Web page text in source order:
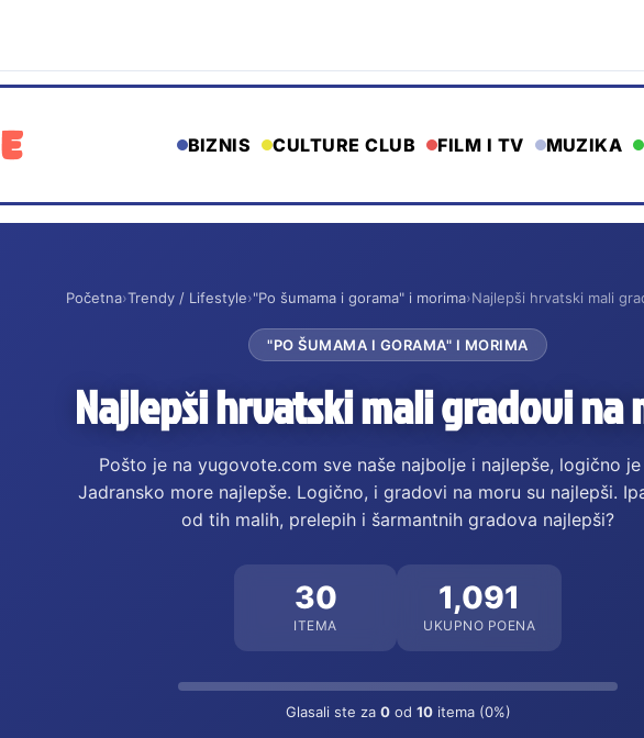
BIZNIS CULTURE CLUB FILM I TV MUZIKA
Početna›Trendy / Lifestyle›"Po šumama i gorama" i morima›Najlepši hrvatski mali
"PO ŠUMAMA I GORAMA" I MORIMA
Najlepši hrvatski mali gradovi na
Pošto je na yugovote.com sve naše najbolje i najlepše, logično
Jadransko more najlepše. Logično, i gradovi na moru su najlepši.
od tih malih, prelepih i šarmantnih gradova najlepši?
30
ITEMA
1,091
UKUPNO POENA
Glasali ste za 0od 10itema (0%)